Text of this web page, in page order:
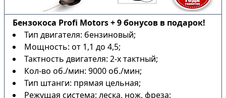
Бензокоса Profi Motors + 9 бонусов в подарок!
Тип двигателя: бензиновый;
Мощность: от 1,1 до 4,5;
Тактность двигателя: 2-х тактный;
Кол-во об./мин: 9000 об./мин;
Тип штанги: прямая цельная;
Режущая система: леска, нож, фреза;